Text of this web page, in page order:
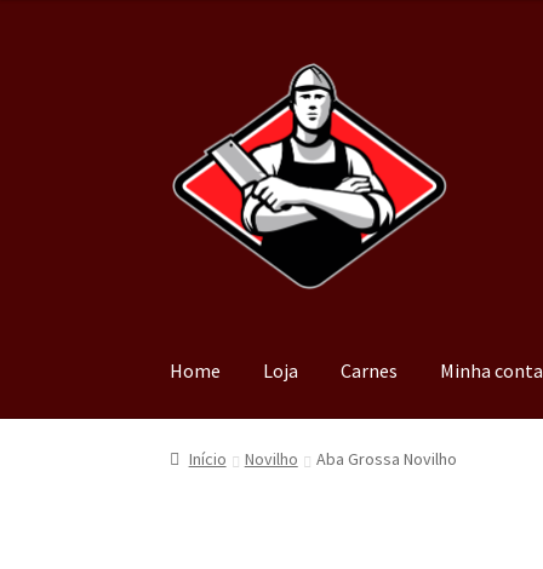
Home Loja Carnes Minha conta
Início Novilho Aba Grossa Novilho